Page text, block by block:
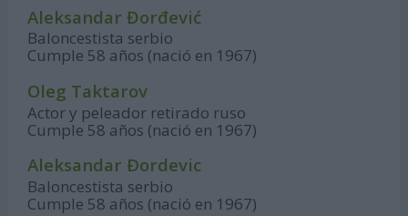
Aleksandar Đorđević
Baloncestista serbio
Cumple 58 años (nació en 1967)
Oleg Taktarov
Actor y peleador retirado ruso
Cumple 58 años (nació en 1967)
Aleksandar Ðordevic
Baloncestista serbio
Cumple 58 años (nació en 1967)